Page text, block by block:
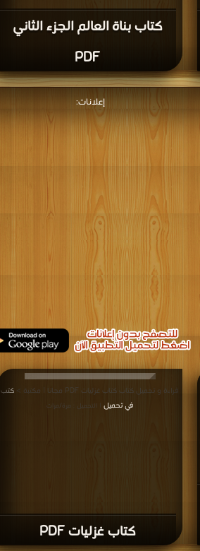
كتاب بناة العالم الجزء الثاني
PDF
إعلانات:
كتاب غزليات PDF
قراءة و تحميل كتاب كتاب غزليات PDF مجانا | مكتبة >
كتب
في تحميل
| التحميل : مرة/مرات